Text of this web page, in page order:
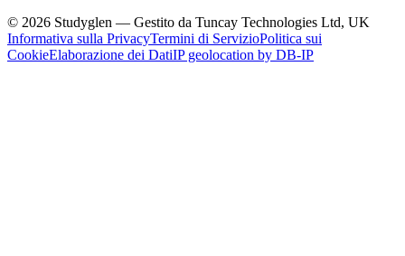
© 2026 Studyglen — Gestito da Tuncay Technologies Ltd, UK
Informativa sulla PrivacyTermini di ServizioPolitica sui
CookieElaborazione dei DatiIP geolocation by DB-IP